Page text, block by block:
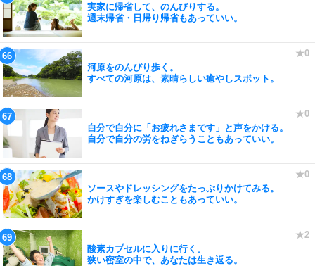
実家に帰省して、のんびりする。
週末帰省・日帰り帰省もあっていい。
河原をのんびり歩く。
すべての河原は、素晴らしい癒やしスポット。
自分で自分に「お疲れさまです」と声をかける。
自分で自分の労をねぎらうこともあっていい。
ソースやドレッシングをたっぷりかけてみる。
かけすぎを楽しむこともあっていい。
酸素カプセルに入りに行く。
狭い密室の中で、あなたは生き返る。